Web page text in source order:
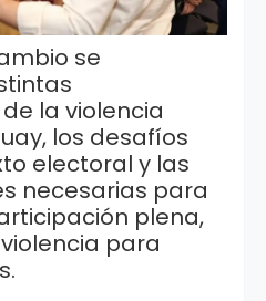
se
la violencia
los desafíos
electoral y las
necesarias para
plena,
para